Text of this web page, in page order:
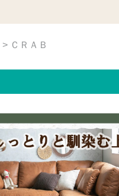
> ＣＲＡＢ